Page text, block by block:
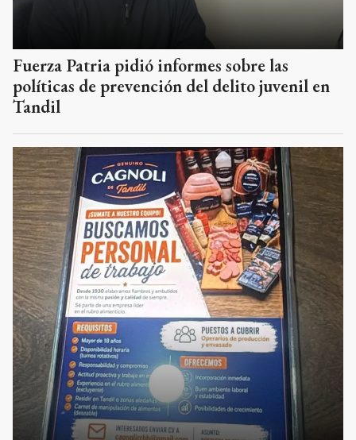
Fuerza Patria pidió informes sobre las
políticas de prevención del delito juvenil en
Tandil